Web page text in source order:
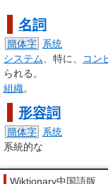
名詞
簡体字 系统
システム 、特に、 コン
られる。
組織。
形容詞
簡体字 系统
系統的な
Wiktionary中国語版